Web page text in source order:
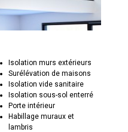
Isolation murs extérieurs
Surélévation de maisons
Isolation vide sanitaire
Isolation sous-sol enterré
Porte intérieur
Habillage muraux et
lambris